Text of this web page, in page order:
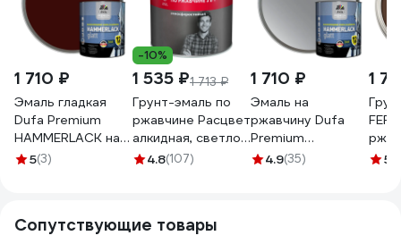
1 710 ₽
Эмаль гладкая
Dufa Premium
HAMMERLACK на
ржавчину винно-
5(3)
-10%
1 535 ₽1 713 ₽
Грунт-эмаль по
ржавчине Расцвет
алкидная, светло-
серая, 2.7 кг 72971
4.8(107)
1 710 ₽
Эмаль на
ржавчину Dufa
Premium
HAMMERLACK
4.9(35)
1
5
Сопутствующие товары